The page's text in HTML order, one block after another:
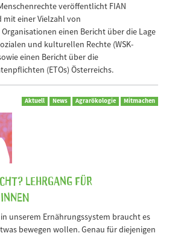
veröffentlicht FIAN
mit einer Vielzahl von
einen Bericht über die Lage
und kulturellen Rechte (WSK-
einen Bericht über die
(ETOs) Österreichs.
Aktuell News Agrarökologie Mitmachen
Lehrgang für
unserem Ernährungssystem braucht es
bewegen wollen. Genau für diejenigen